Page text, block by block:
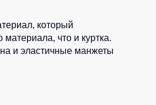
который
что и куртка.
и эластичные манжеты